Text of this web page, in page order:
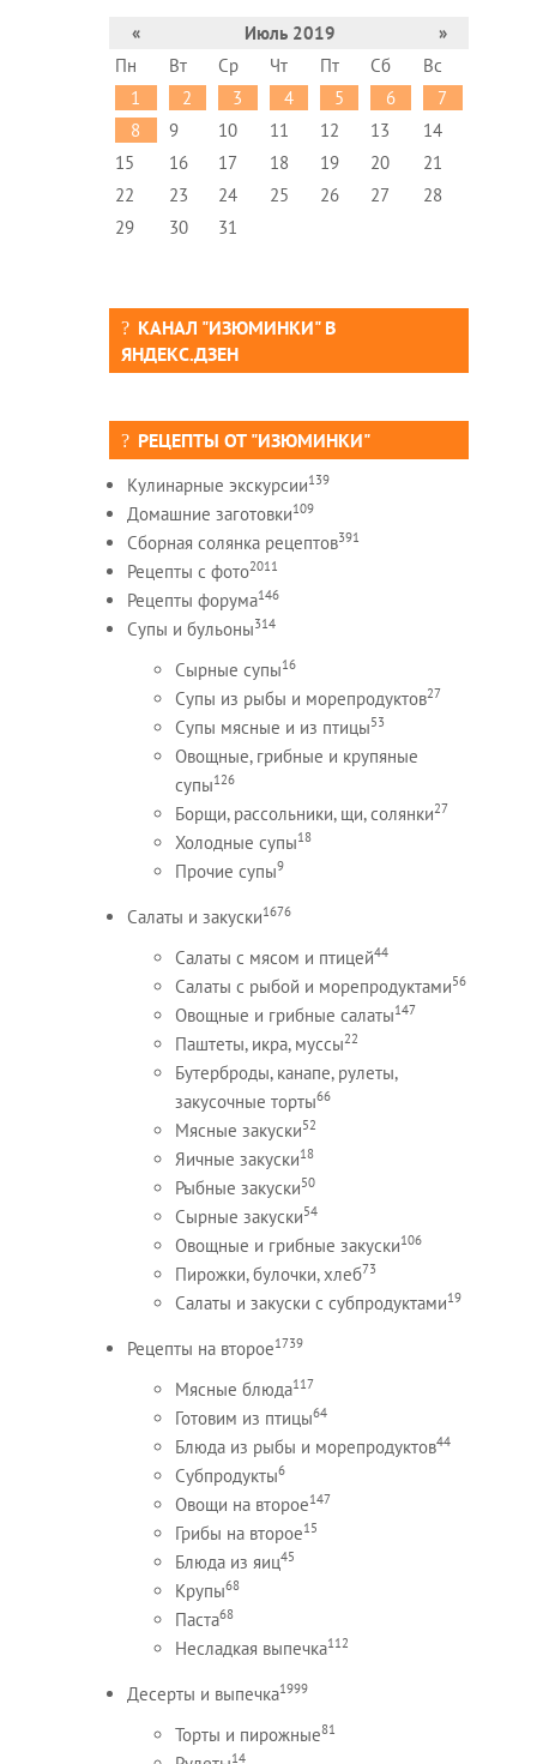
« Июль 2019
»
Пн
Вт Ср Чт Пт Сб
Вс
1
2 3 4 5 6
7
8
9 10 11 12 13
14
15
16 17 18 19 20
21
22
23 24 25 26 27
28
29
30 31
КАНАЛ "ИЗЮМИНКИ" В
ЯНДЕКС.ДЗЕН
РЕЦЕПТЫ ОТ "ИЗЮМИНКИ"
Кулинарные экскурсии139
Домашние заготовки109
Сборная солянка рецептов391
Рецепты c фото2011
Рецепты форума146
Супы и бульоны314
Сырные супы16
Супы из рыбы и морепродуктов27
Супы мясные и из птицы53
Овощные, грибные и крупяные
супы126
Борщи, рассольники, щи, солянки27
Холодные супы18
Прочие супы9
Салаты и закуски1676
Салаты с мясом и птицей44
Салаты с рыбой и морепродуктами56
Овощные и грибные салаты147
Паштеты, икра, муссы22
Бутерброды, канапе, рулеты,
закусочные торты66
Мясные закуски52
Яичные закуски18
Рыбные закуски50
Сырные закуски54
Овощные и грибные закуски106
Пирожки, булочки, хлеб73
Салаты и закуски с субпродуктами19
Рецепты на второе1739
Мясные блюда117
Готовим из птицы64
Блюда из рыбы и морепродуктов44
Субпродукты6
Овощи на второе147
Грибы на второе15
Блюда из яиц45
Крупы68
Паста68
Несладкая выпечка112
Десерты и выпечка1999
Торты и пирожные81
14